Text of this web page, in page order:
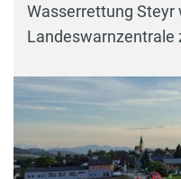
Wasserrettung Steyr
Landeswarnzentrale